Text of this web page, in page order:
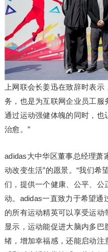
上网联会长姜迅在致辞时表示
务，也是为互联网企业员工服
通过运动强健体魄的同时，也
治愈。”
adidas大中华区董事总经理萧
动改变生活”的愿景。“我们希
们，提供一个健康、公平、
动。adidas一直致力于希望通
的所有运动精英可以享受运动
显示，运动能促进大脑内多
绪，增加幸福感，还能启动注